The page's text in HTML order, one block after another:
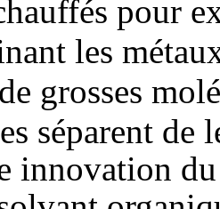
pour
les
grosses
séparent de
innovation du